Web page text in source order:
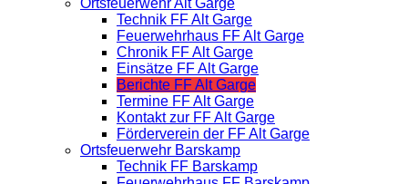
Technik FF Alt Garge
Feuerwehrhaus FF Alt Garge
Chronik FF Alt Garge
Einsätze FF Alt Garge
Berichte FF Alt Garge
Termine FF Alt Garge
Kontakt zur FF Alt Garge
Förderverein der FF Alt Garge
Ortsfeuerwehr Barskamp
Technik FF Barskamp